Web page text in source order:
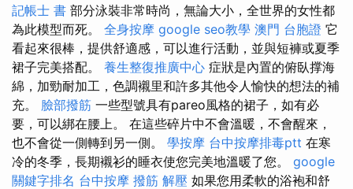
記帳士 書 部分泳裝非常時尚，無論大小，全世界的女性都
為此模型而死。 全身按摩 google seo教學 澳門 台胞證 它
看起來很棒，提供舒適感，可以進行活動，並與短褲或夏季
裙子完美搭配。 養生整復推廣中心 症狀是內置的俯臥撑海
綿，加勁耐加工，色調襯里和許多其他令人愉快的想法的補
充。 臉部撥筋 一些型號具有pareo風格的裙子，如有必
要，可以綁在腰上。 在這些碎片中不會溫暖，不會醒來，
也不會從一側轉到另一側。 學按摩 台中按摩排毒ptt 在寒
冷的冬季，長期襯衫的睡衣使您完美地溫暖了您。 google
關鍵字排名 台中按摩 撥筋 解壓 如果您用柔軟的浴袍和舒